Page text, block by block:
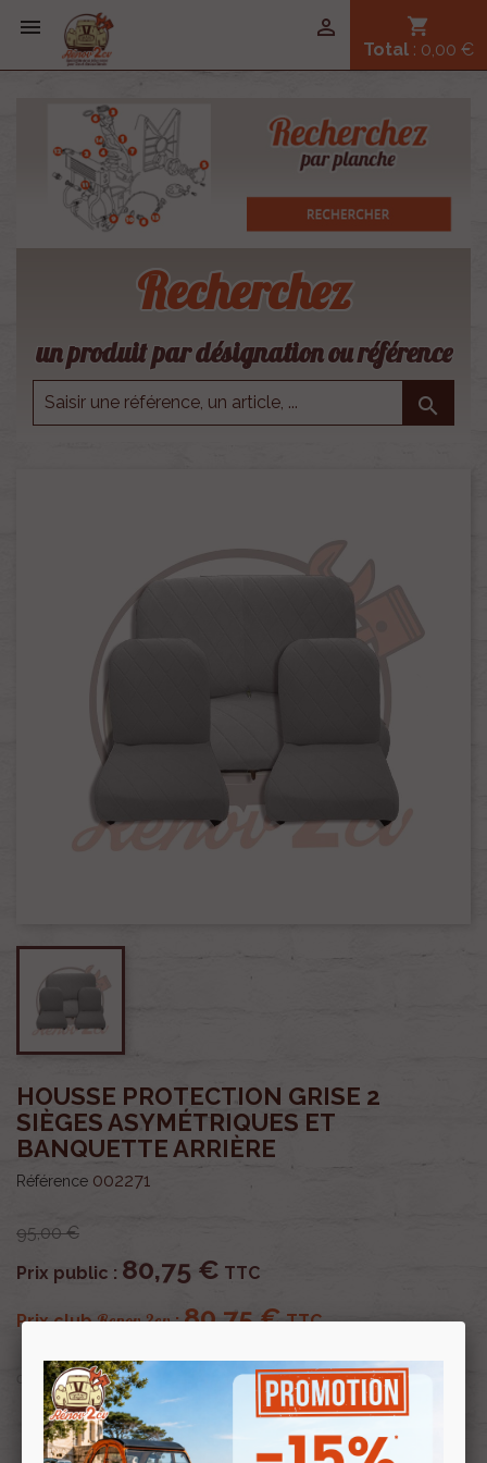
 shopping_cart
Total : 0,00 €

Recherchez
un produit par désignation ou référence

HOUSSE PROTECTION GRISE 2
SIÈGES ASYMÉTRIQUES ET
BANQUETTE ARRIÈRE
Référence 002271
95,00 €
Prix public : 80,75 € TTC
Prix clubRenov 2cv:80,75 €TTC
OU PAYER EN